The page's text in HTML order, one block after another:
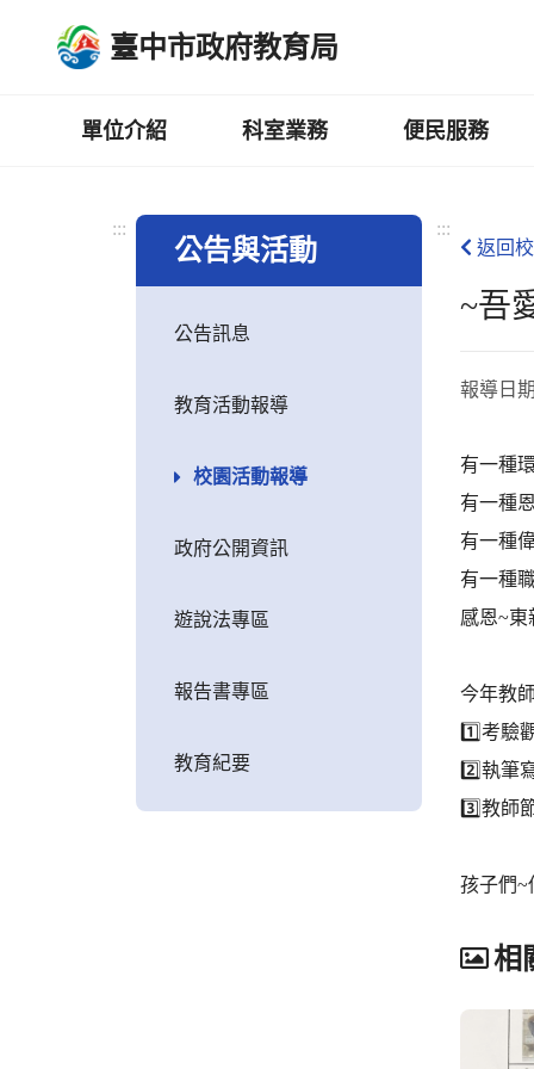
臺中市政府教育局
單位介紹 科室業務 便民服務
:::
公告與活動
公告訊息
教育活動報導
校園活動報導
政府公開資訊
遊說法專區
報告書專區
教育紀要
:::
返回
~吾
報導日
有一種
有一種
有一種
有一種
感恩~東
今年教
1️⃣考驗
2️⃣執筆
3️⃣教師
孩子們~
相